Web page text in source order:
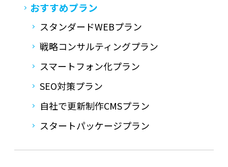
おすすめプラン
スタンダードWEBプラン
戦略コンサルティングプラン
スマートフォン化プラン
SEO対策プラン
自社で更新制作CMSプラン
スタートパッケージプラン